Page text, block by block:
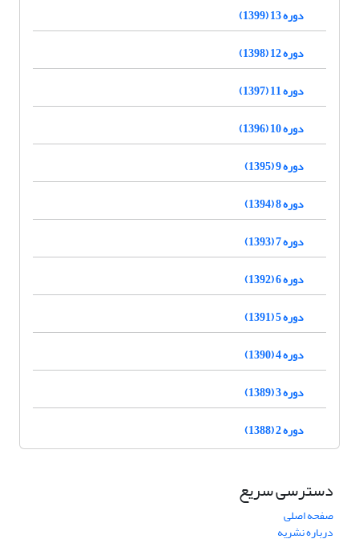
دوره 13 (1399)
دوره 12 (1398)
دوره 11 (1397)
دوره 10 (1396)
دوره 9 (1395)
دوره 8 (1394)
دوره 7 (1393)
دوره 6 (1392)
دوره 5 (1391)
دوره 4 (1390)
دوره 3 (1389)
دوره 2 (1388)
دسترسی سریع
صفحه اصلی
درباره نشریه